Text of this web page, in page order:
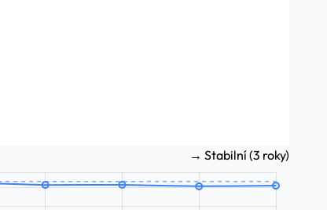
→ Stabilní (3 roky)